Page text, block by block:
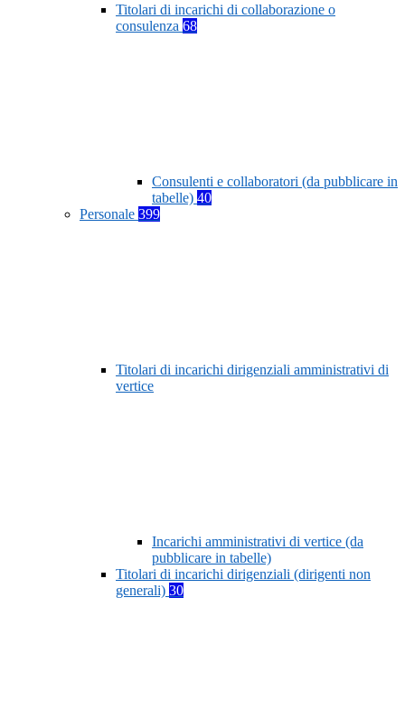
Titolari di incarichi di collaborazione o
consulenza 68
Consulenti e collaboratori (da pubblicare in
tabelle) 40
Personale 399
Titolari di incarichi dirigenziali amministrativi di
vertice
Incarichi amministrativi di vertice (da
pubblicare in tabelle)
Titolari di incarichi dirigenziali (dirigenti non
generali) 30